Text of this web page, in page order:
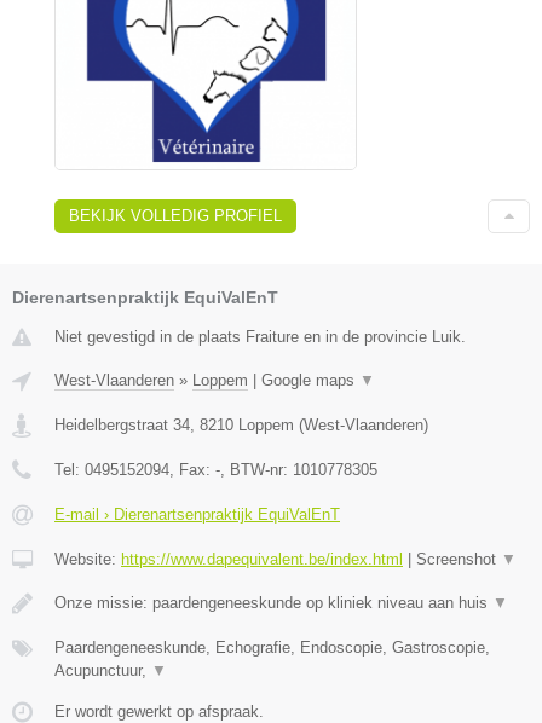
BEKIJK VOLLEDIG PROFIEL
Dierenartsenpraktijk EquiValEnT
Niet gevestigd in de plaats Fraiture en in de provincie Luik.
West-Vlaanderen » Loppem | Google maps ▼
Heidelbergstraat 34 8210 Loppem (West-Vlaanderen)
Tel: 0495152094 , Fax: - , BTW-nr: 1010778305
E-mail › Dierenartsenpraktijk EquiValEnT
Website: https://www.dapequivalent.be/index.html | Screenshot ▼
Onze missie: paardengeneeskunde op kliniek niveau aan huis ▼
Paardengeneeskunde, Echografie, Endoscopie, Gastroscopie,
Acupunctuur,
▼
Er wordt gewerkt op afspraak.